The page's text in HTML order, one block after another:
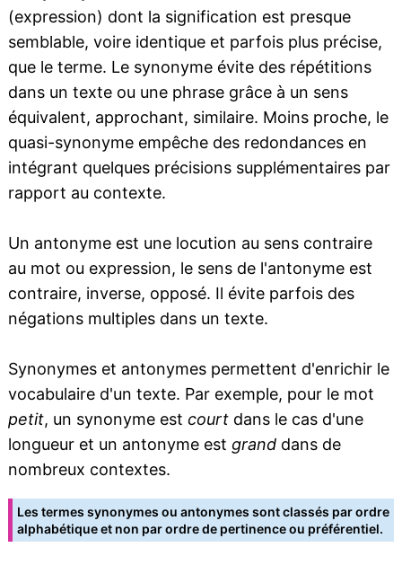
(expression) dont la signification est presque
semblable, voire identique et parfois plus précise,
que le terme. Le synonyme évite des répétitions
dans un texte ou une phrase grâce à un sens
équivalent, approchant, similaire. Moins proche, le
quasi-synonyme empêche des redondances en
intégrant quelques précisions supplémentaires par
rapport au contexte.
Un antonyme est une locution au sens contraire
au mot ou expression, le sens de l'antonyme est
contraire, inverse, opposé. Il évite parfois des
négations multiples dans un texte.
Synonymes et antonymes permettent d'enrichir le
vocabulaire d'un texte. Par exemple, pour le mot
petit, un synonyme est courtdans le cas d'une
longueur et un antonyme est granddans de
nombreux contextes.
Les termes synonymes ou antonymes sont classés par ordre
alphabétique et non par ordre de pertinence ou préférentiel.